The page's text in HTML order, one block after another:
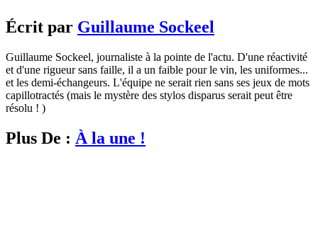
Écrit par Guillaume Sockeel
Guillaume Sockeel, journaliste à la pointe de l'actu. D'une réactivité
et d'une rigueur sans faille, il a un faible pour le vin, les uniformes...
et les demi-échangeurs. L'équipe ne serait rien sans ses jeux de mots
capillotractés (mais le mystère des stylos disparus serait peut être
résolu ! )
Plus De : À la une !